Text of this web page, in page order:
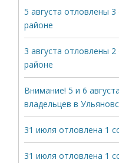
5 августа отловлены
районе
3 августа отловлены
районе
Внимание! 5 и 6
владельцев в
31 июля отловлена 1
31 июля отловлена 1